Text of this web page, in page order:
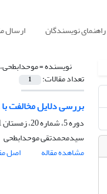
راهنمای نویسندگان ارسال
نویسنده =
تعداد مقالات: 1
بررسی دلایل مخالفت
دوره 5، شماره 20، زمستان 1391، صفحه
سیدمحمدتقی موحدابطحی
مشاهده مقاله
اصل